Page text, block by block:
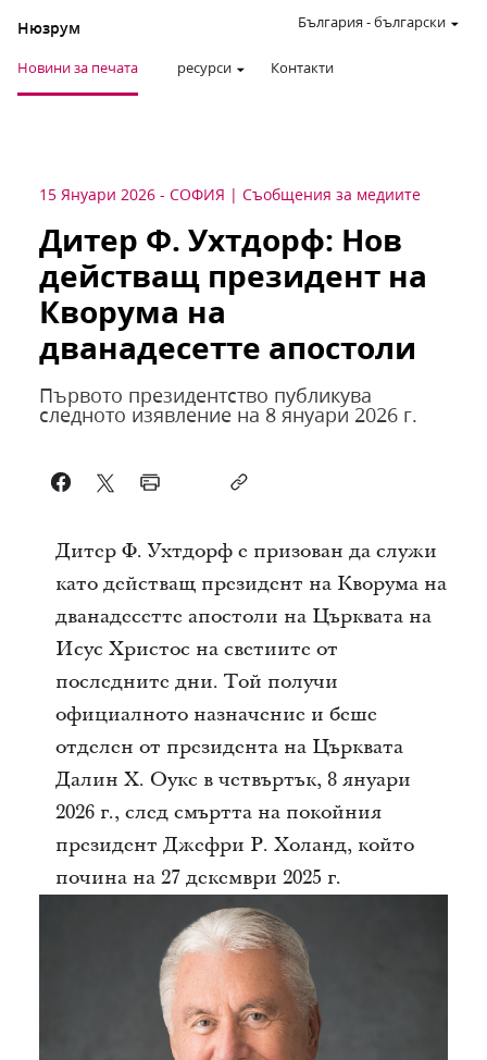
Нюзрум
Новини за печата ресурси Контакти
България -български
15 Януари 2026 - СОФИЯ Съобщения за медиите
Дитер Ф. Ухтдорф: Нов
действащ президент на
Кворума на
дванадесетте апостоли
Първото президентство публикува
следното изявление на 8 януари 2026 г.
Дитер Ф. Ухтдорф e призован да служи
като действащ президент на Кворума на
дванадесетте апостоли на Църквата на
Исус Христос на светиите от
последните дни. Той получи
официалното назначение и беше
отделен от президента на Църквата
Далин Х. Оукс в четвъртък, 8 януари
2026 г., след смъртта на покойния
президент Джефри Р. Холанд, който
почина на 27 декември 2025 г.